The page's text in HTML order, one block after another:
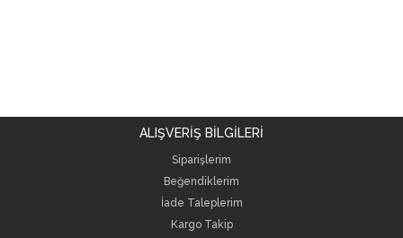
ALIŞVERİŞ BİLGİLERİ
Siparişlerim
Beğendiklerim
İade Taleplerim
Kargo Takip